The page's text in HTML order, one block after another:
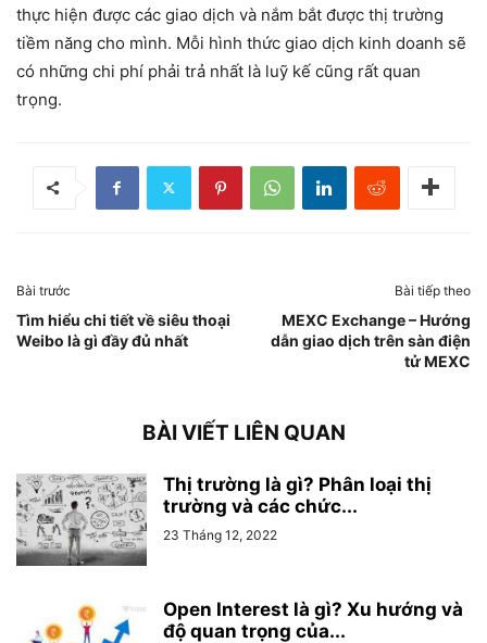
thực hiện được các giao dịch và nắm bắt được thị trường
tiềm năng cho mình. Mỗi hình thức giao dịch kinh doanh sẽ
có những chi phí phải trả nhất là luỹ kế cũng rất quan
trọng.
Bài trước
Tìm hiểu chi tiết về siêu thoại
Weibo là gì đầy đủ nhất
Bài tiếp theo
MEXC Exchange – Hướng
dẫn giao dịch trên sàn điện
tử MEXC
BÀI VIẾT LIÊN QUAN
Thị trường là gì? Phân loại thị
trường và các chức...
23 Tháng 12, 2022
Open Interest là gì? Xu hướng và
độ quan trọng của...